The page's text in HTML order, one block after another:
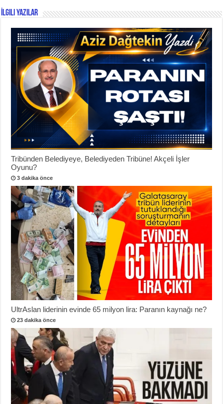
İlgili Yazılar
Tribünden Belediyeye, Belediyeden Tribüne! Akçeli İşler
Oyunu?
3 dakika önce
UltrAslan liderinin evinde 65 milyon lira: Paranın kaynağı ne?
23 dakika önce